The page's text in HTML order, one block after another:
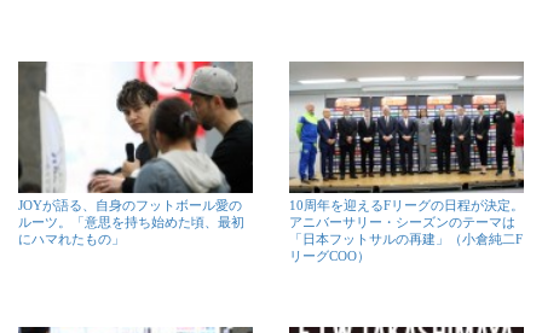
JOYが語る、自身のフットボール愛の
ルーツ。「意思を持ち始めた頃、最初
にハマれたもの」
10周年を迎えるFリーグの日程が決定。
アニバーサリー・シーズンのテーマは
「日本フットサルの再建」（小倉純二F
リーグCOO）